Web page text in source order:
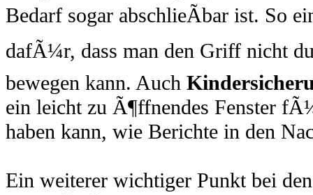
Bedarf sogar abschlieÃbar ist. So
dafÃ¼r, dass man den Griff nicht
bewegen kann. Auch
ein leicht zu Ã¶ffnendes Fenster
haben kann, wie Berichte in den
Ein weiterer wichtiger Punkt bei